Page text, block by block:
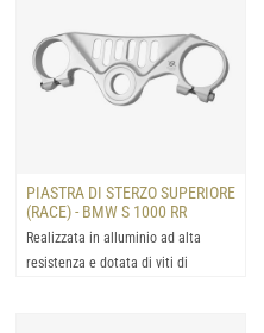
PIASTRA DI STERZO SUPERIORE
(RACE) - BMW S 1000 RR
Realizzata in alluminio ad alta
resistenza e dotata di viti di